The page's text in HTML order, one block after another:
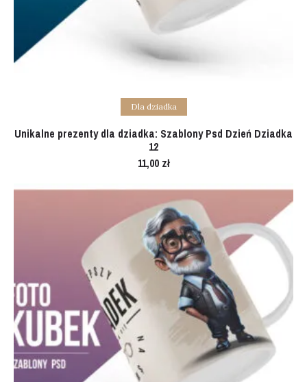
Add to cart
Dla dziadka
Unikalne prezenty dla dziadka: Szablony Psd Dzień Dziadka
12
11,00 zł